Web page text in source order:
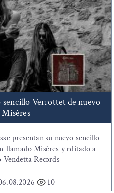
sencillo Verrottet de nuevo
Misères
presentan su nuevo sencillo
llamado Misères y editado a
Records
10